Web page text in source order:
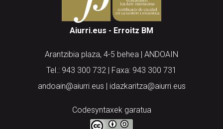
Aiurri.eus - Erroitz BM
Arantzibia plaza, 4-5 behea | ANDOAIN
Tel.: 943 300 732 | Faxa: 943 300 731
andoain@aiurri.eus | idazkaritza@aiurri.eus
Codesyntaxek garatua